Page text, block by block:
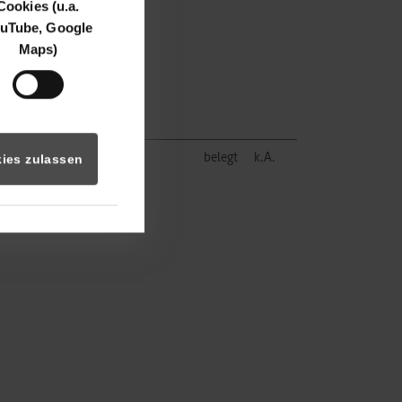
(u.a.
Google
Maps)
zulassen
rund um das
belegt k.A.